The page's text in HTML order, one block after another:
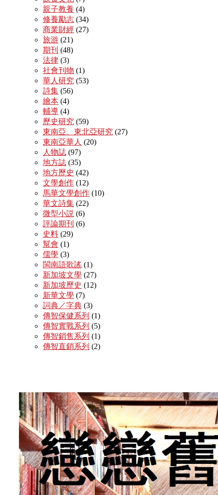
親子教養 (4)
修養勵志 (34)
商業財經 (27)
旅游 (21)
期刊 (48)
法律 (3)
社會刊物 (1)
華人研究 (53)
詩集 (56)
繪本 (4)
輔導 (4)
歷史研究 (59)
東南亞、東北亞研究 (27)
東南亞華人 (20)
人物誌 (97)
地方誌 (35)
地方歷史 (42)
文學創作 (12)
馬華文學創作 (10)
華文詩集 (22)
微型小説 (6)
評論期刊 (6)
史料 (29)
幫會 (1)
儒學 (3)
閩南語歌謠 (1)
新加坡文學 (27)
新加坡歷史 (12)
新華文學 (7)
詞典／字典 (3)
傳智保健系列 (1)
傳智實戰系列 (5)
傳智銷售系列 (1)
傳智直銷系列 (2)